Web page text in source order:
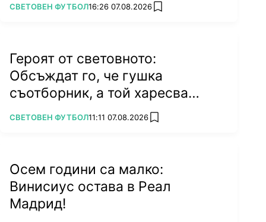
ПОВЕЧЕ ОТ
СВЕТОВЕН ФУТБОЛ16:26 07.08.2026 add favorites
Героят от световното:
Обсъждат го, че гушка
съотборник, а той харесва
бившата на колега
ПОВЕЧЕ ОТ
СВЕТОВЕН ФУТБОЛ11:11 07.08.2026 add favorites
Осем години са малко:
Винисиус остава в Реал
Мадрид!